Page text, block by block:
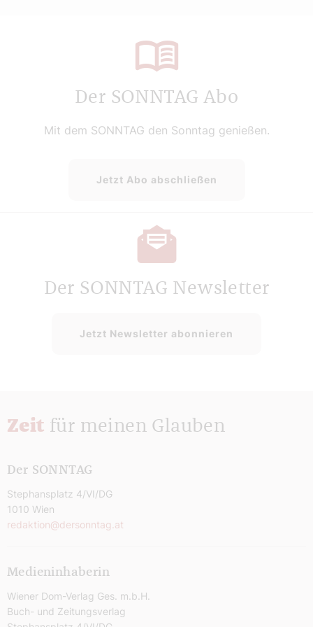
Der SONNTAG Abo
Mit dem SONNTAG den Sonntag genießen.
Jetzt Abo abschließen
Der SONNTAG Newsletter
Jetzt Newsletter abonnieren
Zeit für meinen Glauben
Der SONNTAG
Stephansplatz 4/VI/DG
1010 Wien
redaktion@dersonntag.at
Medieninhaberin
Wiener Dom-Verlag Ges. m.b.H.
Buch- und Zeitungsverlag